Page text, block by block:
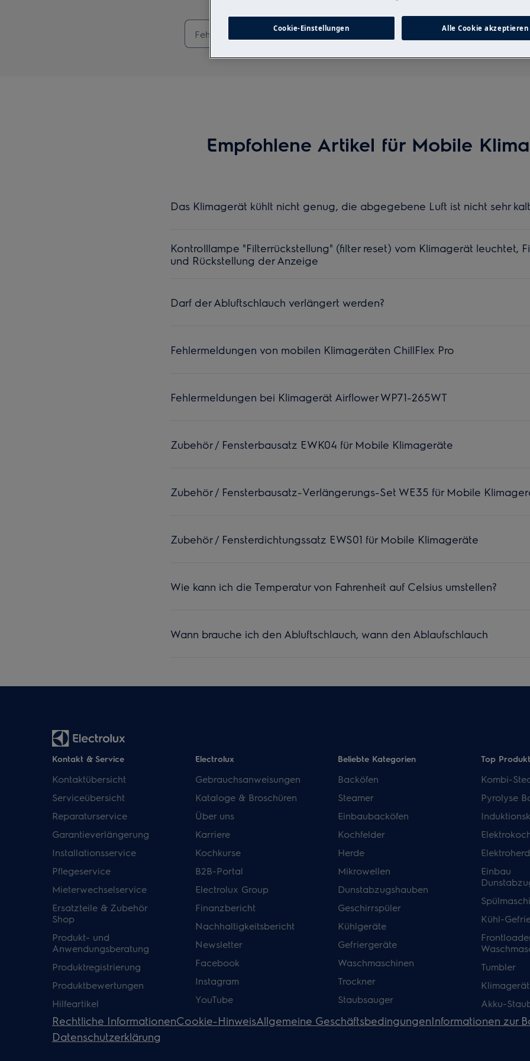
Empfohlene Artikel für Mobile
Das Klimagerät kühlt nicht genug, die abgegebene Luft ist nicht sehr kalt
Kontrolllampe "Filterrückstellung" (filter reset) vom Klimagerät leuchtet,
und Rückstellung der Anzeige
Darf der Abluftschlauch verlängert werden?
Fehlermeldungen von mobilen Klimageräten ChillFlex Pro
Fehlermeldungen bei Klimagerät Airflower WP71-265WT
Zubehör / Fensterbausatz EWK04 für Mobile Klimageräte
Zubehör / Fensterbausatz-Verlängerungs-Set WE35 für Mobile
Zubehör / Fensterdichtungssatz EWS01 für Mobile Klimageräte
Wie kann ich die Temperatur von Fahrenheit auf Celsius umstellen?
Wann brauche ich den Abluftschlauch, wann den Ablaufschlauch
Kontakt & Service
Kontaktübersicht
Serviceübersicht
Reparaturservice
Garantieverlängerung
Installationsservice
Pflegeservice
Mieterwechselservice
Ersatzteile & Zubehör
Shop
Produkt- und
Anwendungsberatung
Produktregistrierung
Produktbewertungen
Hilfeartikel
Electrolux
Gebrauchsanweisungen
Kataloge & Broschüren
Über uns
Karriere
Kochkurse
B2B-Portal
Electrolux Group
Finanzbericht
Nachhaltigkeitsbericht
Newsletter
Facebook
Instagram
YouTube
Beliebte Kategorien
Backöfen
Steamer
Einbaubacköfen
Kochfelder
Herde
Mikrowellen
Dunstabzugshauben
Geschirrspüler
Kühlgeräte
Gefriergeräte
Waschmaschinen
Trockner
Staubsauger
Top
Kombi-
Pyrolyse
Einbau
Kühl-
Tumbler
Akku-
Rechtliche InformationenCookie-HinweisAllgemeine GeschäftsbedingungenInformationen zur
Datenschutzerklärung
Cookie-Einstellungen Alle Cookie akzeptieren